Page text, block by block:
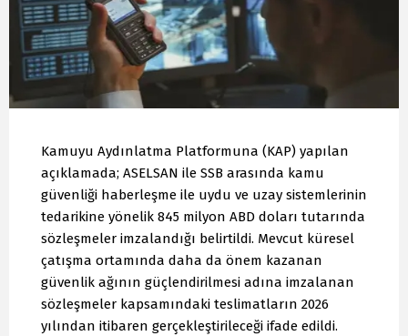
Kamuyu Aydınlatma Platformuna (KAP) yapılan
açıklamada; ASELSAN ile SSB arasında kamu
güvenliği haberleşme ile uydu ve uzay sistemlerinin
tedarikine yönelik 845 milyon ABD doları tutarında
sözleşmeler imzalandığı belirtildi. Mevcut küresel
çatışma ortamında daha da önem kazanan
güvenlik ağının güçlendirilmesi adına imzalanan
sözleşmeler kapsamındaki teslimatların 2026
yılından itibaren gerçekleştirileceği ifade edildi.